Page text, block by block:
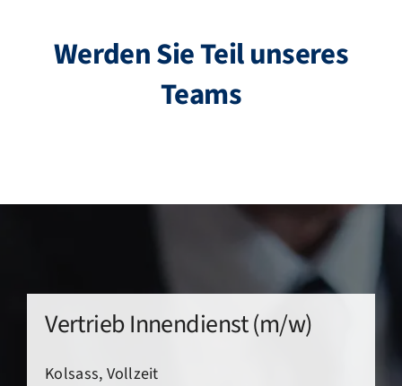
KATALOGE
ÜBER UNS
Werden Sie Teil unseres
Teams
Vertrieb Innendienst (m/w)
Kolsass, Vollzeit